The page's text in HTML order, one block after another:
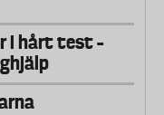
i hårt test –